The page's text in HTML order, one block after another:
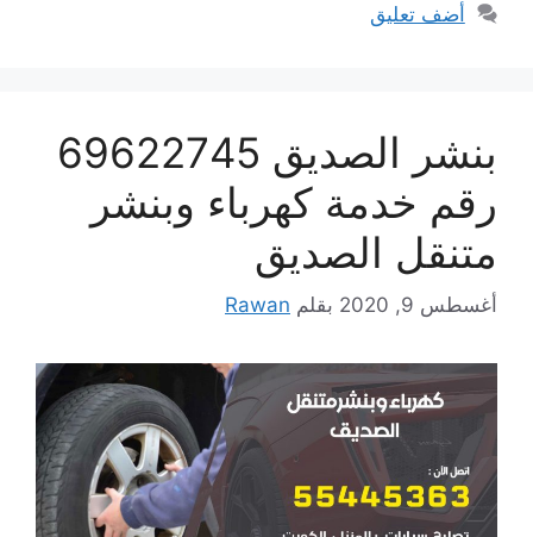
أضف تعليق
بنشر الصديق 69622745
رقم خدمة كهرباء وبنشر
متنقل الصديق
أغسطس 9, 2020 بقلم Rawan